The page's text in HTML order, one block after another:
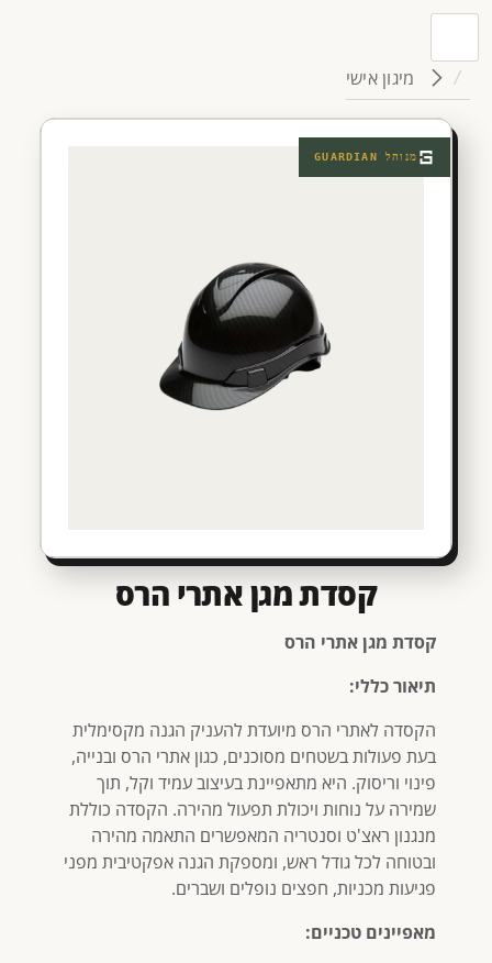
מיגון אישי
מנוהל GUARDIAN
קסדת מגן אתרי הרס
קסדת מגן אתרי הרס
תיאור כללי:
הקסדה לאתרי הרס מיועדת להעניק הגנה מקסימלית
בעת פעולות בשטחים מסוכנים, כגון אתרי הרס ובנייה,
פינוי וריסוק. היא מתאפיינת בעיצוב עמיד וקל, תוך
שמירה על נוחות ויכולת תפעול מהירה. הקסדה כוללת
מנגנון ראצ'ט וסנטריה המאפשרים התאמה מהירה
ובטוחה לכל גודל ראש, ומספקת הגנה אפקטיבית מפני
פגיעות מכניות, חפצים נופלים ושברים.
מאפיינים טכניים: